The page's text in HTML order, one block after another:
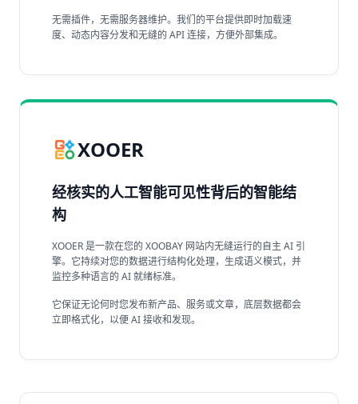
无需插件，无需服务器维护。我们的平台提供即时加载速
度、动态内容分发和无缝的 API 连接，方便外部集成。
XOOER
经核实的人工智能可见性背后的智能结
构
XOOER 是一款在您的 XOOBAY 网站内无缝运行的自主 AI 引
擎。它持续对您的数据进行结构化处理，生成语义模式，并
监控多种语言的 AI 就绪标准。
它保证无论何时您发布新产品、服务或文章，底层数据都会
立即格式化，以便 AI 接收和发现。